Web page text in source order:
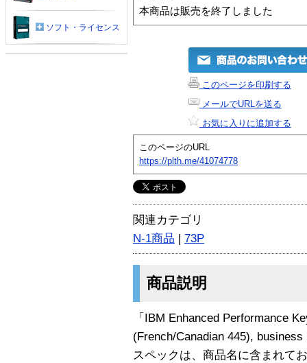
本商品は販売を終了しました
このページを印刷する
メールでURLを送る
お気に入りに追加する
このページのURL
https://plth.me/41074778
関連カテゴリ
N-1商品 | 73P
商品説明
「IBM Enhanced Performance
(French/Canadian 445),
スペックは、商品名に含まれて
ソフト・ライセンス